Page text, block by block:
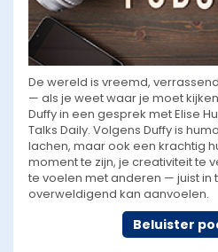
De wereld is vreemd,
— als je weet waar je moet
Duffy in een gesprek met Elise
Talks Daily. Volgens Duffy is
lachen, maar ook een krachtig
moment te zijn, je creativiteit te
te voelen met anderen — juist in
overweldigend kan aanvoelen.
Beluister